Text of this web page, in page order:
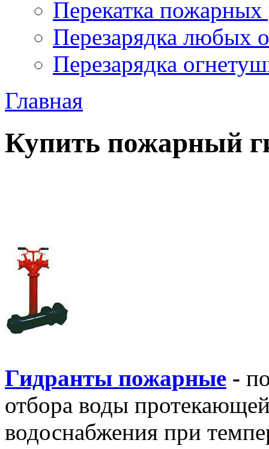
Перекатка пожарных
Перезарядка любых
Перезарядка
Главная
Купить пожарный
Гидранты пожарные -
отбора воды
водоснабжения при